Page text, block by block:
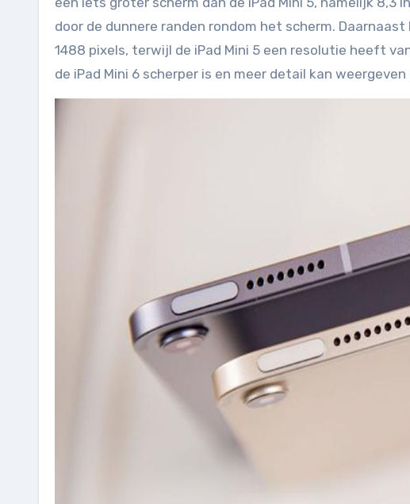
door de dunnere randen rondom het scherm.
1488 pixels, terwijl de iPad Mini 5 een resolutie heeft
de iPad Mini 6 scherper is en meer detail kan